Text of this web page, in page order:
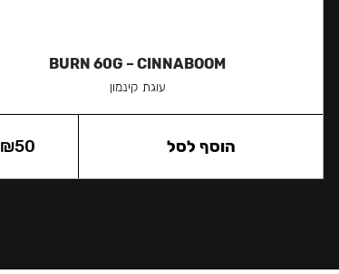
BURN 60G – CINNABOOM
עוגת קינמון
₪50 הוסף לסל